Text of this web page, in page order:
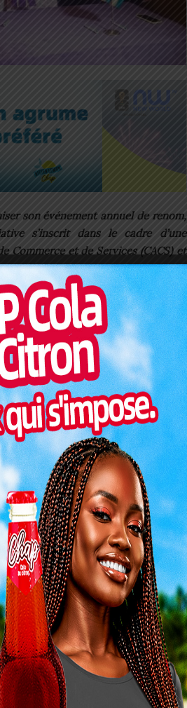
son événement annuel de renom,
s’inscrit dans le cadre d’une
Commerce et de Services (CACS) et
de la visibilité et de
les multiples opportunités
togolais. En effet, le royaume
en Afrique. Sur l’année 2019,
de produits en provenance du
des équipements électroniques et
togolaises à destination du
l‘Africa Executing
se positionne comme un pôle
sert de plateforme stratégique
auprès des acteurs togolais. Cet
pour renforcer les liens
Togo, ouvrant ainsi la voie à des